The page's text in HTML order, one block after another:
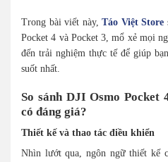
Trong bài viết này, Táo Việt Store
Pocket 4 và Pocket 3, mổ xẻ mọi
đến trải nghiệm thực tế để giúp
suốt nhất.
So sánh DJI Osmo Pocket
có đáng giá?
Thiết kế và thao tác điều khiển
Nhìn lướt qua, ngôn ngữ thiết kế